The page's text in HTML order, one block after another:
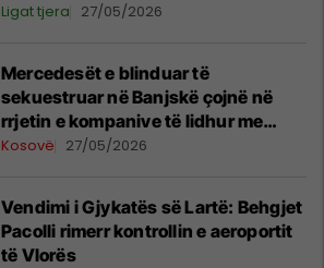
Ligat tjera 27/05/2026
Mercedesët e blinduar të
sekuestruar në Banjskë çojnë në
rrjetin e kompanive të lidhur me
Radoiçiqin dhe Veselinoviqin
Kosovë 27/05/2026
Vendimi i Gjykatës së Lartë: Behgjet
Pacolli rimerr kontrollin e aeroportit
të Vlorës